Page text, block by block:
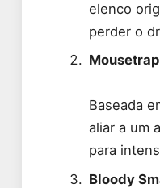
elenco
perder o
Mousetrap
Baseada
aliar a um
para
Bloody